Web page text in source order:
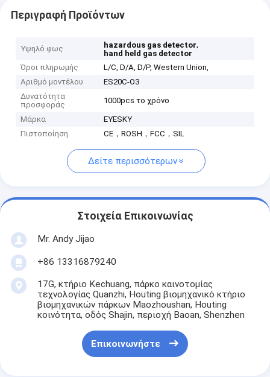
Περιγραφή Προϊόντων
Υψηλό φως hazardous gas detector,
hand held gas detector
Όροι πληρωμής
L/C, D/A, D/P, Western Union,
Αριθμό μοντέλου
ES20C-O3
Δυνατότητα
προσφοράς
1000pcs το χρόνο
Μάρκα
EYESKY
Πιστοποίηση
CE，ROSH，FCC，SIL
Δείτε περισσότερων
Στοιχεία Επικοινωνίας
Mr. Andy Jijao
+86 13316879240
17G, κτήριο Kechuang, πάρκο καινοτομίας
τεχνολογίας Quanzhi, Houting βιομηχανικό κτήριο
βιομηχανικών πάρκων Maozhoushan, Houting
κοινότητα, οδός Shajin, περιοχή Baoan, Shenzhen
Επικοινωνήστε